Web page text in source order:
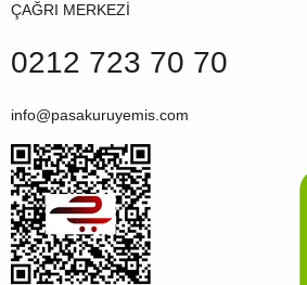
ÇAĞRI MERKEZİ
0212 723 70 70
info@pasakuruyemis.com